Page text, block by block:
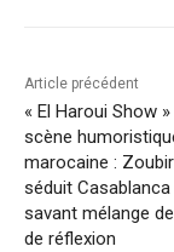
Article précédent
« El Haroui Show
scène
marocaine :
séduit Casablanca
savant mélange
de réflexion